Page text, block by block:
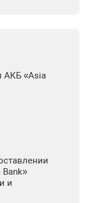
АКБ «Asia
Bank»
и